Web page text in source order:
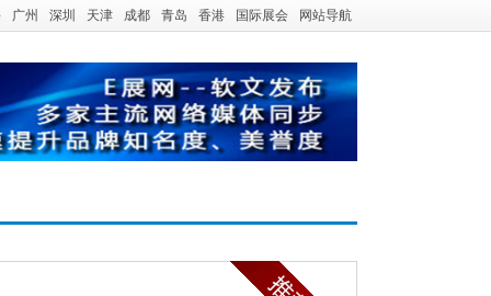
广州 深圳 天津 成都 青岛 香港 国际展会 网站导航